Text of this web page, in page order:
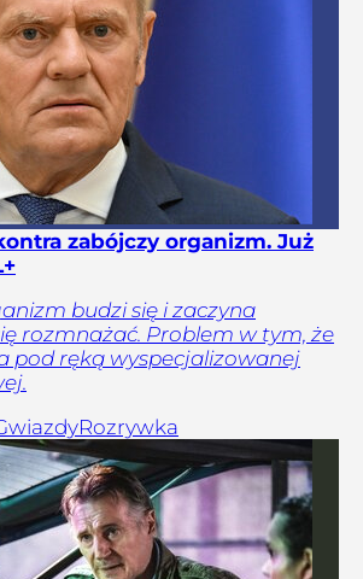
zabójczy organizm. Już
budzi się i zaczyna
rozmnażać. Problem w tym, że
pod ręką wyspecjalizowanej
Rozrywka